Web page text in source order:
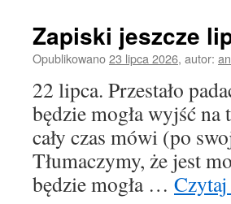
Zapiski jeszcze
Opublikowano23 lipca 2026, autor:
22 lipca. Przestało
będzie mogła wyjść
cały czas mówi (po
Tłumaczymy, że jest
będzie mogła …